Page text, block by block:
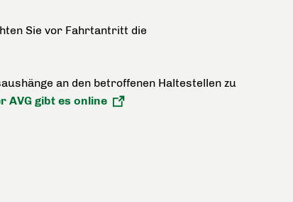
Sie vor Fahrtantritt die
an den betroffenen Haltestellen zu
gibt es online